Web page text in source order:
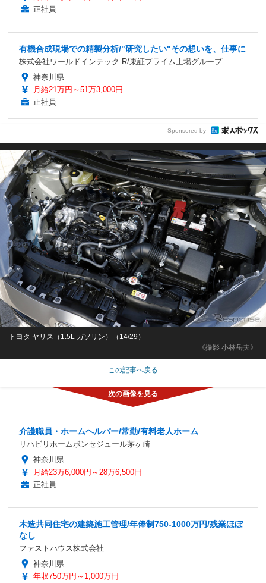
正社員
有機合成現場での精製分析/"研究したい"その想いを、仕事に
株式会社ワールドインテック R/東証プライム上場グループ
神奈川県
月給21万円～51万3,000円
正社員
Sponsored by
《撮影 小林岳夫》
トヨタ ヤリス（1.5L ガソリン）（14/29）
この記事へ戻る
介護職員・ホームヘルパー/常勤/有料老人ホーム
リハビリホームボンセジュール茅ヶ崎
神奈川県
月給23万6,000円～28万6,500円
正社員
木造共同住宅の建築施工管理/年俸制750-1000万円/残業ほぼ
なし
ファストハウス株式会社
神奈川県
年収750万円～1,000万円